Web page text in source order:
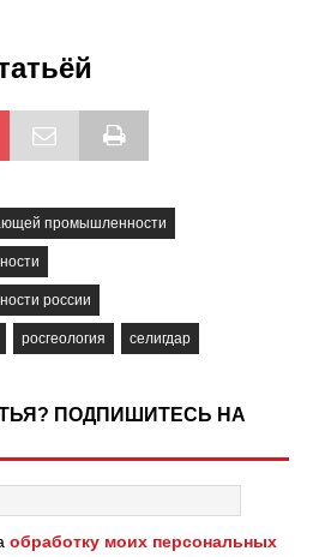
промышленности
россии
росгеология селигдар
ПОДПИШИТЕСЬ НА
обработку моих персональных